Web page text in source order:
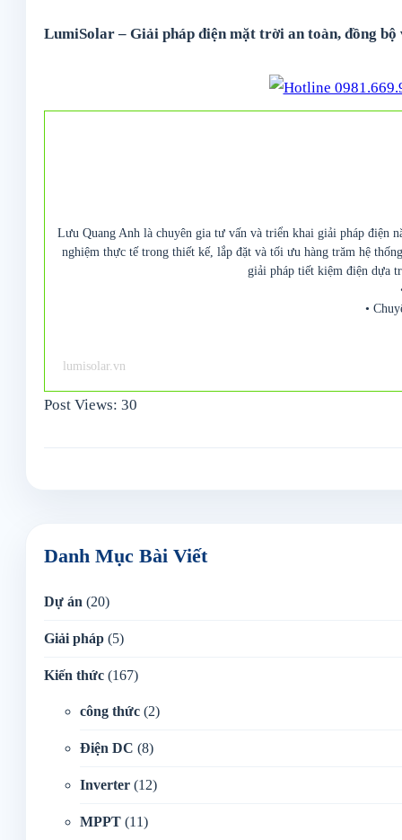
LumiSolar – Giải pháp điện mặt trời an toàn, đồng bộ
Lưu Quang Anh là chuyên gia tư vấn và triển khai giải pháp điện
nghiệm thực tế trong thiết kế, lắp đặt và tối ưu hàng trăm hệ
giải pháp tiết kiệm điện dựa
•
lumisolar.vn
Post Views: 30
Danh Mục Bài Viết
Dự án (20)
Giải pháp (5)
Kiến thức (167)
công thức (2)
Điện DC (8)
Inverter (12)
MPPT (11)